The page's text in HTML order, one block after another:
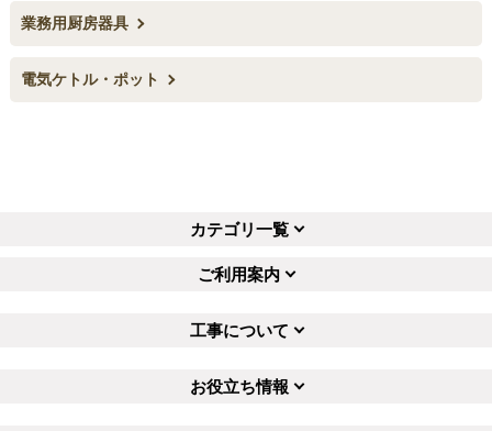
業務用厨房器具
電気ケトル・ポット
カテゴリ一覧
ご利用案内
工事について
お役立ち情報